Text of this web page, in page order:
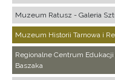
Muzeum Ratusz - Galeria
Muzeum Historii Tarnowa i
Regionalne Centrum
Baszaka